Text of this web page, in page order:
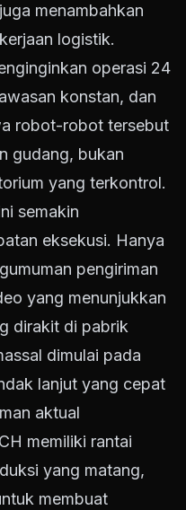
menambahkan
logistik.
operasi 24
konstan, dan
robot-robot tersebut
gudang, bukan
yang terkontrol.
semakin
eksekusi. Hanya
pengiriman
yang menunjukkan
dirakit di pabrik
dimulai pada
lanjut yang cepat
aktual
memiliki rantai
yang matang,
membuat